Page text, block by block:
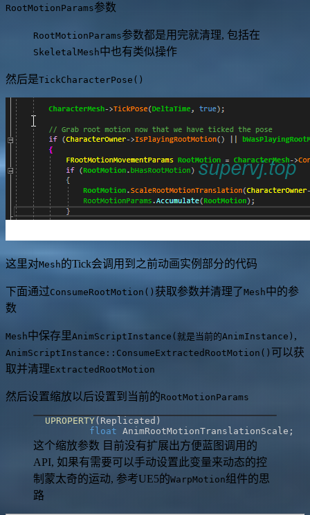
RootMotionParams参数
RootMotionParams参数都是用完就清理, 包括在
SkeletalMesh中也有类似操作
然后是TickCharacterPose()
这里对Mesh的Tick会调用到之前动画实例部分的代码
下面通过ConsumeRootMotion() 获取参数并清理了Mesh中的参
数
Mesh中保存里AnimScriptInstance(就是当前的AnimInstance) ,
AnimScriptInstance::ConsumeExtractedRootMotion() 可以获
取并清理ExtractedRootMotion
然后设置缩放以后设置到当前的RootMotionParams
UPROPERTY( Replicated )
float AnimRootMotionTranslationScale ;
这个缩放参数 目前没有扩展出方便蓝图调用的
API, 如果有需要可以手动设置此变量来动态的控
制蒙太奇的运动, 参考UE5的WarpMotion组件的思
路